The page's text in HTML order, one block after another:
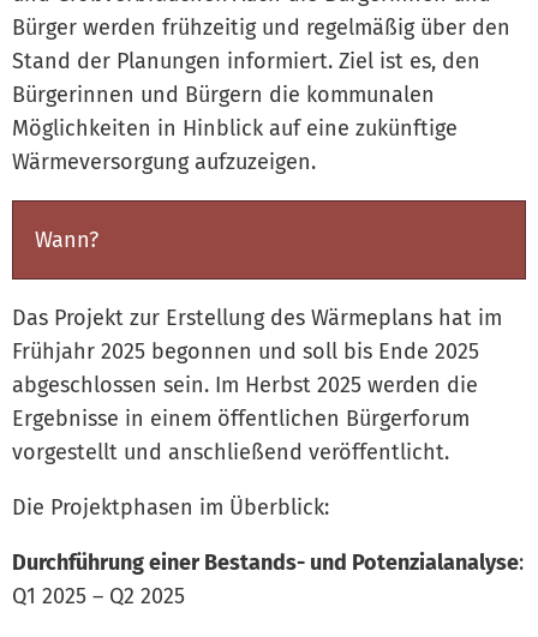
Bürger werden frühzeitig und regelmäßig über den
Stand der Planungen informiert. Ziel ist es, den
Bürgerinnen und Bürgern die kommunalen
Möglichkeiten in Hinblick auf eine zukünftige
Wärmeversorgung aufzuzeigen.
Wann?
Das Projekt zur Erstellung des Wärmeplans hat im
Frühjahr 2025 begonnen und soll bis Ende 2025
abgeschlossen sein. Im Herbst 2025 werden die
Ergebnisse in einem öffentlichen Bürgerforum
vorgestellt und anschließend veröffentlicht.
Die Projektphasen im Überblick:
Durchführung einer Bestands- und Potenzialanalyse:
Q1 2025 – Q2 2025